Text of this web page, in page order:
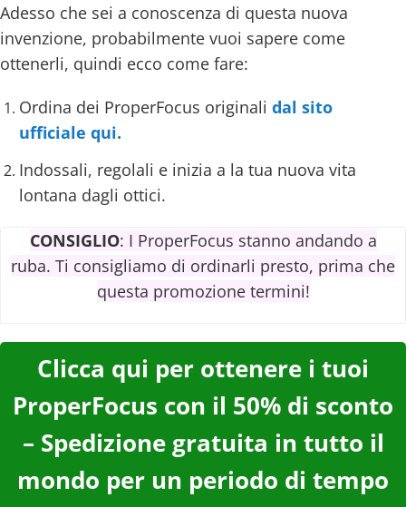
Adesso che sei a conoscenza di questa nuova
invenzione, probabilmente vuoi sapere come
ottenerli, quindi ecco come fare:
Ordina dei ProperFocus originali dal sito
ufficiale qui.
Indossali, regolali e inizia a la tua nuova vita
lontana dagli ottici.
CONSIGLIO: I ProperFocus stanno andando a
ruba. Ti consigliamo di ordinarli presto, prima che
questa promozione termini!
Clicca qui per ottenere i tuoi
ProperFocus con il 50% di sconto
– Spedizione gratuita in tutto il
mondo per un periodo di tempo